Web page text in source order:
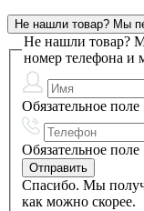
Не нашли товар? Мы
Не нашли товар?
номер телефона
Обязательное поле
Обязательное поле
Спасибо. Мы
как можно скорее.